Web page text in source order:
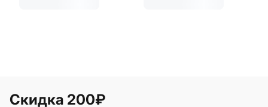
Скидка 200₽